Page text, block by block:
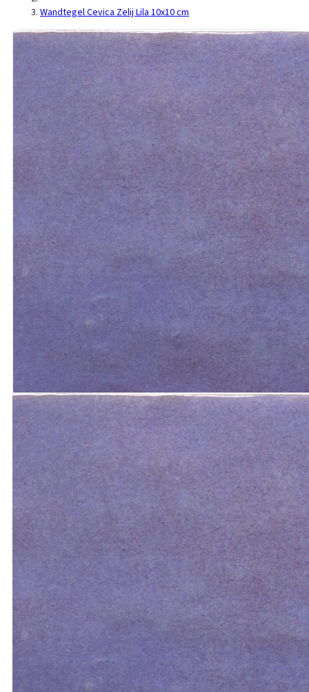
Wandtegel Cevica Zelij Lila 10x10 cm